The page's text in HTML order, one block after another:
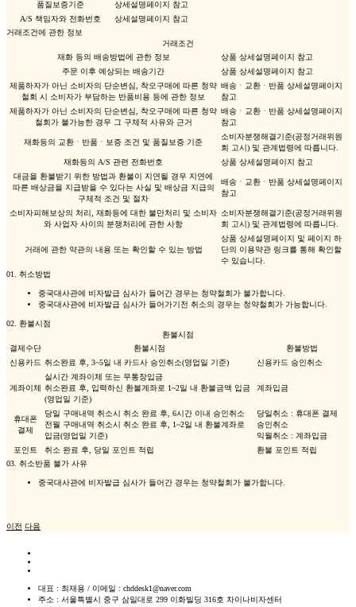
품질보증기준
상세설명페이지 참고
A/S 책임자와 전화번호
상세설명페이지 참고
거래조건에 관한 정보
거래조건
재화 등의 배송방법에 관한 정보
상품 상세설명페이지 참고
주문 이후 예상되는 배송기간
상품 상세설명페이지 참고
제품하자가 아닌 소비자의 단순변심, 착오구매에 따른 청약
철회 시 소비자가 부담하는 반품비용 등에 관한 정보
배송ㆍ교환ㆍ반품 상세설명페이지
참고
제품하자가 아닌 소비자의 단순변심, 착오구매에 따른 청약
철회가 불가능한 경우 그 구체적 사유와 근거
배송ㆍ교환ㆍ반품 상세설명페이지
참고
재화등의 교환ㆍ반품ㆍ보증 조건 및 품질보증 기준
소비자분쟁해결기준(공정거래위원
회 고시) 및 관계법령에 따릅니다.
재화등의 A/S 관련 전화번호
상품 상세설명페이지 참고
대금을 환불받기 위한 방법과 환불이 지연될 경우 지연에
따른 배상금을 지급받을 수 있다는 사실 및 배상금 지급의
구체적 조건 및 절차
배송ㆍ교환ㆍ반품 상세설명페이지
참고
소비자피해보상의 처리, 재화등에 대한 불만처리 및 소비자
와 사업자 사이의 분쟁처리에 관한 사항
소비자분쟁해결기준(공정거래위원
회 고시) 및 관계법령에 따릅니다.
거래에 관한 약관의 내용 또는 확인할 수 있는 방법
상품 상세설명페이지 및 페이지 하
단의 이용약관 링크를 통해 확인할
수 있습니다.
01.
취소방법
중국대사관에 비자발급 심사가 들어간 경우는 청약철회가 불가합니다.
중국대사관에 비자발급 심사가 들어가기전 취소의 경우는 청약철회가 가능합니다.
02. 환불시점
환불시점
결제수단
환불시점
환불방법
신용카드 취소완료 후, 3~5일 내 카드사 승인취소(영업일 기준) 신용카드 승인취소
계좌이체
실시간 계좌이체 또는 무통장입금
취소완료 후, 입력하신 환불계좌로 1~2일 내 환불금액 입금
(영업일 기준)
계좌입금
휴대폰
결제
당일 구매내역 취소시 취소 완료 후, 6시간 이내 승인취소
전월 구매내역 취소시 취소 완료 후, 1~2일 내 환불계좌로
입금(영업일 기준)
당일취소 : 휴대폰 결제
승인취소
익월취소 : 계좌입금
포인트
취소 완료 후, 당일 포인트 적립
환불 포인트 적립
03. 취소반품 불가 사유
중국대사관에 비자발급 심사가 들어간 경우는 청약철회가 불가합니다.
이전 다음
대표 : 최재용 / 이메일 : chddesk1@naver.com
주소 : 서울특별시 중구 삼일대로 299 이화빌딩 316호 차이나비자센터